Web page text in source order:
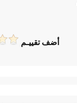
أضف تقييـم